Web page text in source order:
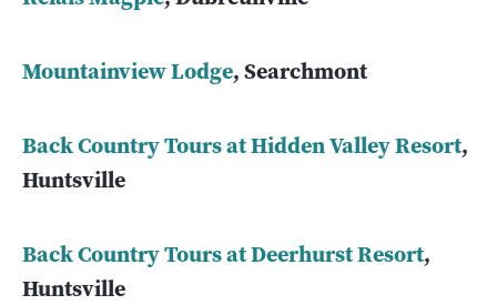
Mountainview Lodge, Searchmont
Back Country Tours at Hidden Valley Resort,
Huntsville
Back Country Tours at Deerhurst Resort,
Huntsville